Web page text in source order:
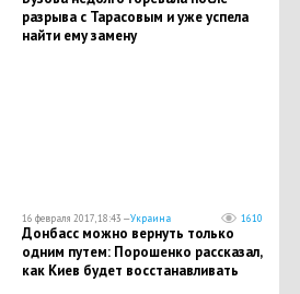
разрыва с Тарасовым и уже успела
найти ему замену
16 февраля 2017, 18:43 —Украина 1610
Донбасс можно вернуть только
одним путем: Порошенко рассказал,
как Киев будет восстанавливать